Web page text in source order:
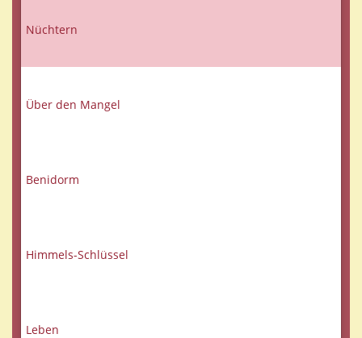
Nüchtern
Über den Mangel
Benidorm
Himmels-Schlüssel
Leben